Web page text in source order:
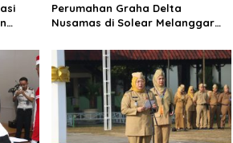
Perumahan Graha Delta
Nusamas di Solear Melanggar
PSU